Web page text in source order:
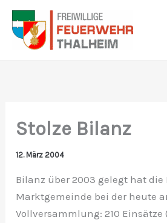
Zum
Inhalt
springen
Stolze Bilanz
12. März 2004
Bilanz über 2003 gelegt hat die
Marktgemeinde bei der heute
Vollversammlung: 210 Einsätze